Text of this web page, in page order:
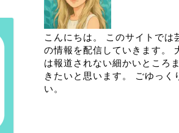
こんにちは。 このサイトでは
の情報を配信していきます。
は報道されない細かいところ
きたいと思います。 ごゆっく
い。